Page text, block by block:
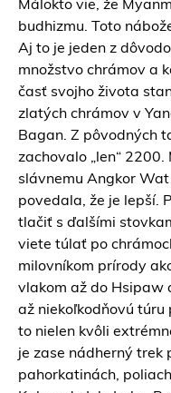
budhizmu. Toto
Aj to je jeden z
množstvo chrámov a
časť svojho života
zlatých chrámov v
Bagan. Z pôvodných
zachovalo „len“
slávnemu Angkor
povedala, že je lepší.
tlačiť s ďalšími
viete túlať po
milovníkom prírody
vlakom až do Hsipaw
až niekoľkodňovú
to nielen kvôli
je zase nádherný trek
pahorkatinách,